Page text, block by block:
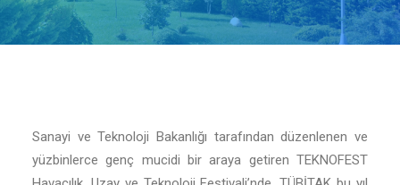
Site içi arama
Sanayi ve Teknoloji Bakanlığı tarafından düzenlenen ve
yüzbinlerce genç mucidi bir araya getiren TEKNOFEST